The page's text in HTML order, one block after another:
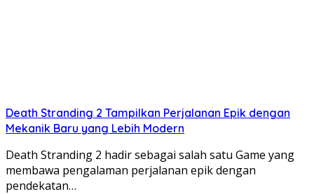
Death Stranding 2 Tampilkan Perjalanan Epik dengan
Mekanik Baru yang Lebih Modern
Death Stranding 2 hadir sebagai salah satu Game yang
membawa pengalaman perjalanan epik dengan
pendekatan…